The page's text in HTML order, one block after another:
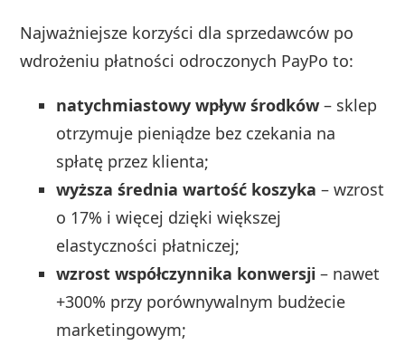
Najważniejsze korzyści dla sprzedawców po
wdrożeniu płatności odroczonych PayPo to:
natychmiastowy wpływ środków – sklep
otrzymuje pieniądze bez czekania na
spłatę przez klienta;
wyższa średnia wartość koszyka – wzrost
o 17% i więcej dzięki większej
elastyczności płatniczej;
wzrost współczynnika konwersji – nawet
+300% przy porównywalnym budżecie
marketingowym;